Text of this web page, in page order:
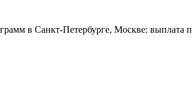
в Санкт-Петербурге, Москве: выплата